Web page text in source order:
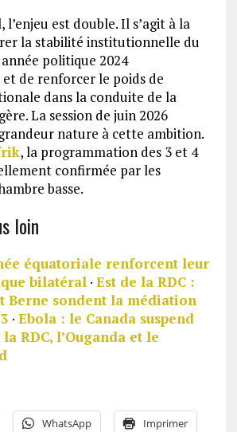
l’enjeu est double. Il s’agit à la
la stabilité institutionnelle du
politique 2024
de renforcer le poids de
dans la conduite de la
La session de juin 2026
nature à cette ambition.
, la programmation des 3 et 4
confirmée par les
basse.
loin
équatoriale renforcent leur
bilatéral· Est de la RDC :
Berne sondent la médiation
· Ebola : le Canada suspend
RDC, l’Ouganda et le
WhatsApp Imprimer